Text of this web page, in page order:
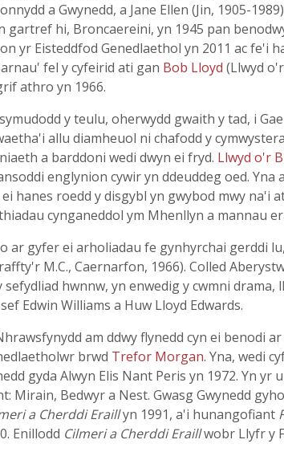
a Gwynedd, a Jane Ellen (Jin, 1905-
hi, Broncaereini, yn 1945 pan
yr Eisteddfod Genedlaethol yn 2011 ac fe'i
fel y cyfeirid ati gan Bob Lloyd (Llwyd
athro yn 1966.
y teulu, oherwydd gwaith y tad, i
allu diamheuol ni chafodd y
a barddoni wedi dwyn ei fryd. Llwyd o'r
englynion cywir yn ddeuddeg oed. Yna
hanes roedd y disgybl yn gwybod mwy na'i
cynganeddol ym Mhenllyn a mannau
ar gyfer ei arholiadau fe gynhyrchai gerddi
M.C., Caernarfon, 1966). Colled
hwnnw, yn enwedig y cwmni
Edwin Williams a Huw Lloyd Edwards.
am ddwy flynedd cyn ei benodi
brwd Trefor Morgan. Yna, wedi
gyda Alwyn Elis Nant Peris yn 1972. Yn
Mirain, Bedwyr a Nest. Gwasg Gwynedd
a Cherddi Eraillyn 1991, a'i hunangofiant
Enillodd Cilmeri a Cherddi Eraillwobr Llyfr y